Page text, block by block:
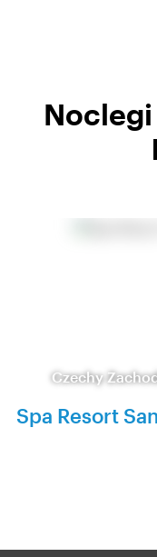
Czechy
Spa Resort